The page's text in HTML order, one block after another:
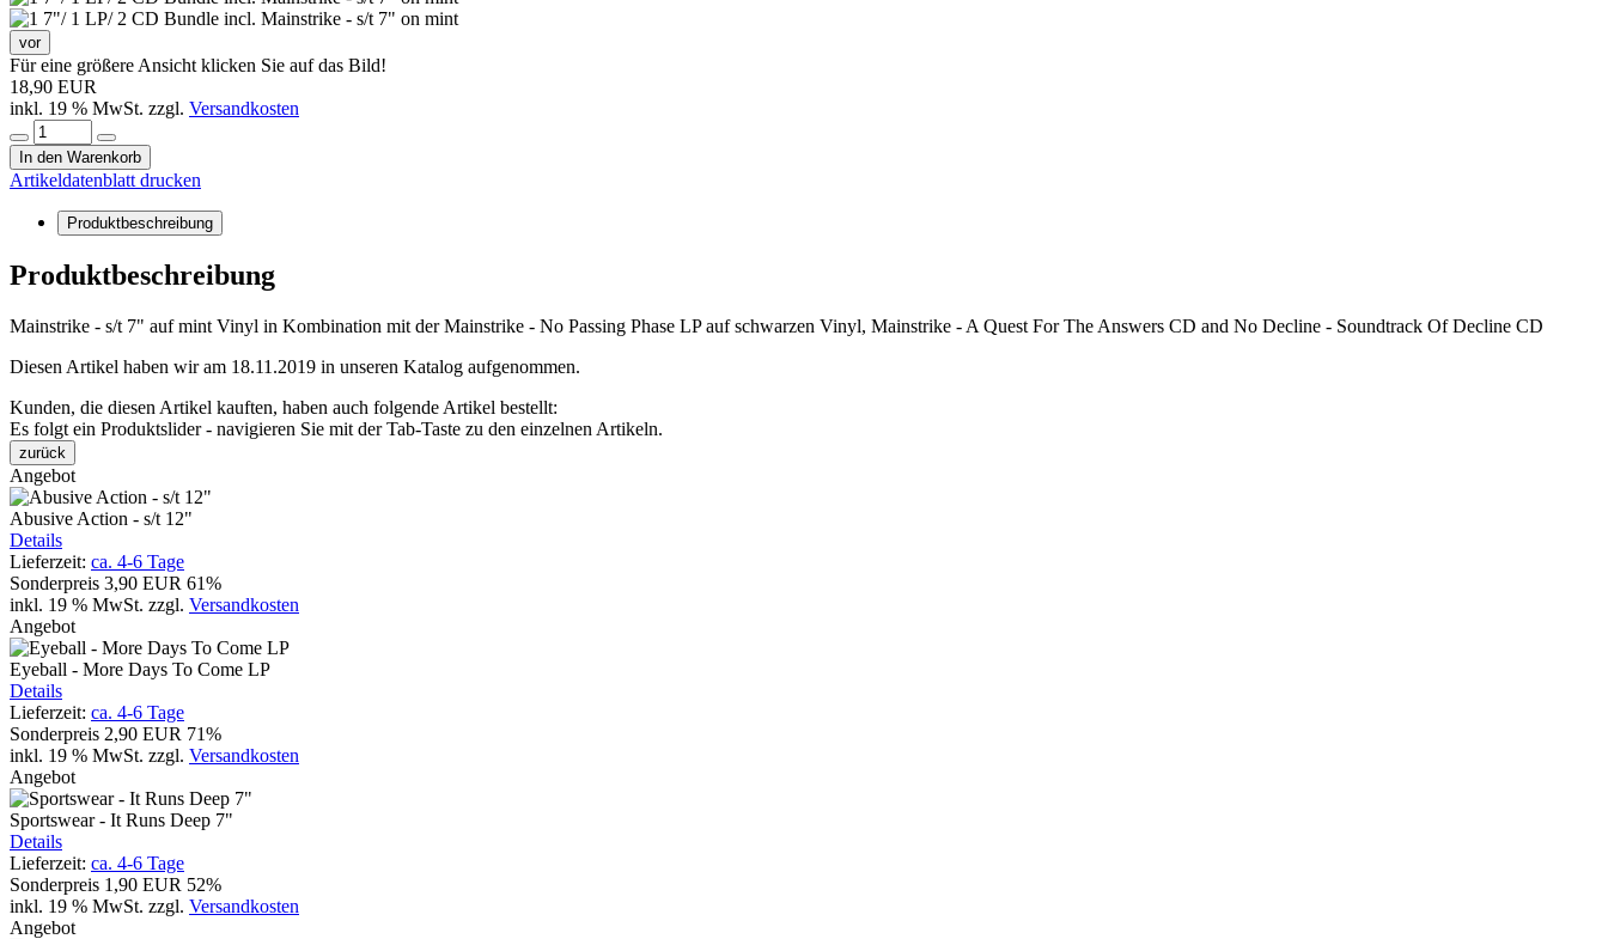
vor
Für eine größere Ansicht klicken Sie auf das Bild!
18,90 EUR
inkl. 19 % MwSt. zzgl. Versandkosten
In den Warenkorb
Artikeldatenblatt drucken
Produktbeschreibung
Produktbeschreibung
Mainstrike - s/t 7" auf mint Vinyl in Kombination mit der Mainstrike - No Passing Phase LP auf schwarzen Vinyl, Mainstrike - A Quest For The Answers CD and No Decline - Soundtrack Of Decline CD
Diesen Artikel haben wir am 18.11.2019 in unseren Katalog aufgenommen.
Kunden, die diesen Artikel kauften, haben auch folgende Artikel bestellt:
Es folgt ein Produktslider - navigieren Sie mit der Tab-Taste zu den einzelnen Artikeln.
zurück
Angebot
Abusive Action - s/t 12"
Details
Lieferzeit: ca. 4-6 Tage
Sonderpreis 3,90 EUR 61%
inkl. 19 % MwSt. zzgl. Versandkosten
Angebot
Eyeball - More Days To Come LP
Details
Lieferzeit: ca. 4-6 Tage
Sonderpreis 2,90 EUR 71%
inkl. 19 % MwSt. zzgl. Versandkosten
Angebot
Sportswear - It Runs Deep 7"
Details
Lieferzeit: ca. 4-6 Tage
Sonderpreis 1,90 EUR 52%
inkl. 19 % MwSt. zzgl. Versandkosten
Angebot